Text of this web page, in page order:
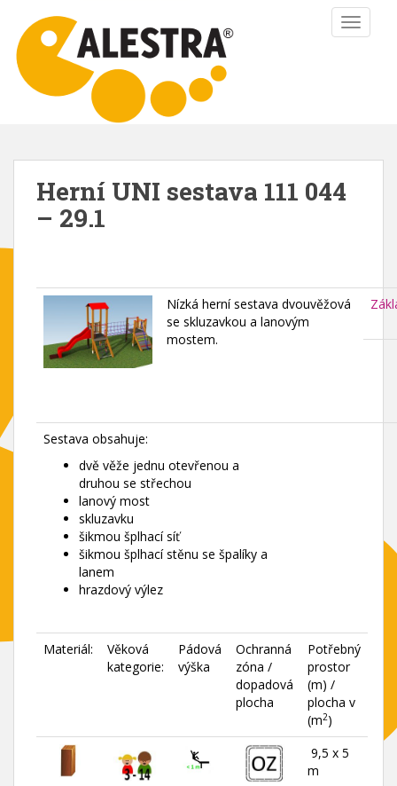
n
Herní UNI sestava 111 044
– 29.1
Nízká herní sestava dvouvěžová
se skluzavkou a lanovým
mostem.
Sestava obsahuje:
dvě věže jednu otevřenou a
druhou se střechou
lanový most
skluzavku
šikmou šplhací síť
šikmou šplhací stěnu se špalíky a
lanem
hrazdový výlez
Materiál:
Věková
kategorie:
Pádová
výška
Ochranná
zóna /
dopadová
plocha
Potřebný
prostor
(m) /
plocha v
(m2)
9,5 x 5
m